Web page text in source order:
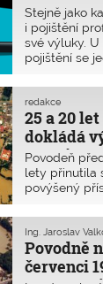
Stejně jako
i pojištění
své výluky.
pojištění se
které se v
pojištění
pojišťovna
pojistné
25 a 20
dokládá
redakce
Povodeň
lety přinutila
povýšený
plány i tzv.
dodnes
postavení,
pojištění
se zapojily
Povodně
červenci
Ing. Jaroslav